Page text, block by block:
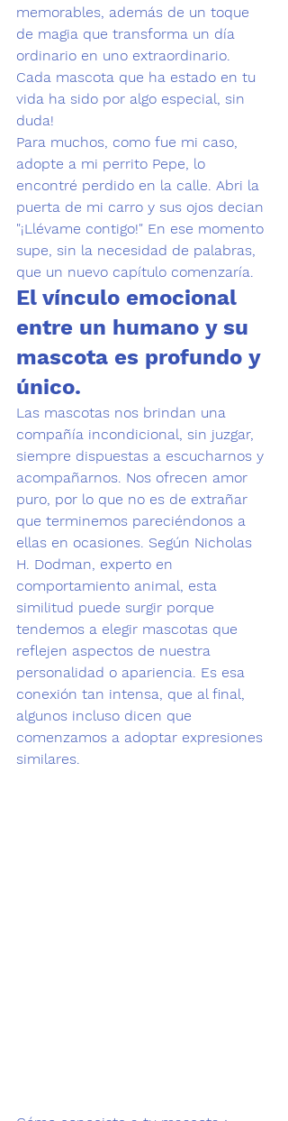
memorables, además de un toque
de magia que transforma un día
ordinario en uno extraordinario.
Cada mascota que ha estado en tu
vida ha sido por algo especial, sin
duda!
Para muchos, como fue mi caso,
adopte a mi perrito Pepe, lo
encontré perdido en la calle. Abri la
puerta de mi carro y sus ojos decian
"¡Llévame contigo!" En ese momento
supe, sin la necesidad de palabras,
que un nuevo capítulo comenzaría.
El vínculo emocional
entre un humano y su
mascota es profundo y
único.
Las mascotas nos brindan una
compañía incondicional, sin juzgar,
siempre dispuestas a escucharnos y
acompañarnos. Nos ofrecen amor
puro, por lo que no es de extrañar
que terminemos pareciéndonos a
ellas en ocasiones. Según Nicholas
H. Dodman, experto en
comportamiento animal, esta
similitud puede surgir porque
tendemos a elegir mascotas que
reflejen aspectos de nuestra
personalidad o apariencia. Es esa
conexión tan intensa, que al final,
algunos incluso dicen que
comenzamos a adoptar expresiones
similares.